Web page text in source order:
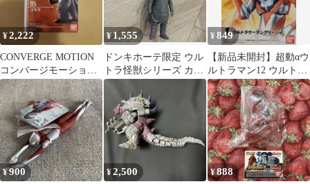
¥2,222
CONVERGE MOTION
コンバージモーショ
ン ウルトラマン 怪
獣 ゴモラ
¥1,555
ドンキホーテ限定 ウル
トラ怪獣シリーズ カネ
ゴン ウルトラQver ソフ
ビ 新品
¥849
【新品未開封】超動αウ
ルトラマン12 ウルトラ
ウーマン グリージョ
¥900 ¥2,500 ¥888